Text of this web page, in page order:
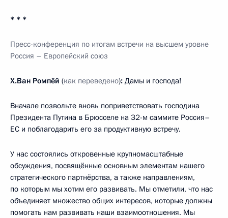
* * *
Пресс-конференция по итогам встречи на высшем уровне
Россия – Европейский союз
Х.Ван Ромпёй (как переведено): Дамы и господа!
Вначале позвольте вновь поприветствовать господина
Президента Путина в Брюсселе на 32-м саммите Россия–
ЕС и поблагодарить его за продуктивную встречу.
У нас состоялись откровенные крупномасштабные
обсуждения, посвящённые основным элементам нашего
стратегического партнёрства, а также направлениям,
по которым мы хотим его развивать. Мы отметили, что нас
объединяет множество общих интересов, которые должны
помогать нам развивать наши взаимоотношения. Мы